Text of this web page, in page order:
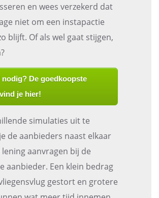
en wees verzekerd dat
niet om een instapactie
blijft. Of als wel gaat stijgen,
nodig? De goedkoopste
je hier!
simulaties uit te
de aanbieders naast elkaar
lening aanvragen bij de
aanbieder. Een klein bedrag
gestort en grotere